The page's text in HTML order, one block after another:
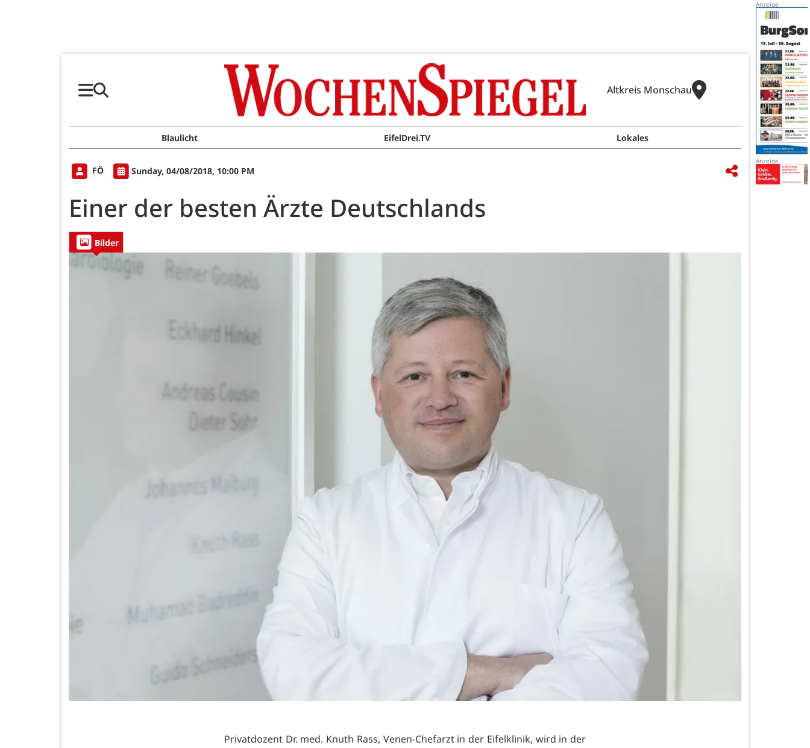
Altkreis Monschau
Blaulicht EifelDrei.TV Lokales
FÖ Sunday, 04/08/2018, 10:00 PM
Einer der besten Ärzte Deutschlands
Bilder
Privatdozent Dr. med. Knuth Rass, Venen-Chefarzt in der Eifelklinik, wird in der